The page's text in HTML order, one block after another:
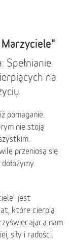
Marzyciele"
Spełnianie
na
pomaganie
nie stoją
przeniosą się
jest
które cierpią
nam
siły i radości.